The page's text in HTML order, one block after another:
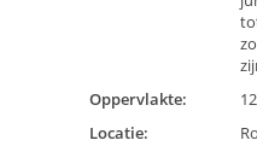
Oppervlakte:
Locatie: